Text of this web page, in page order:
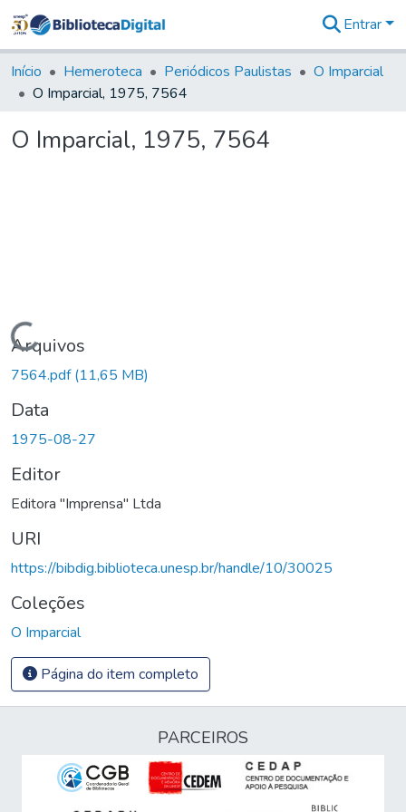
&
Coleções
Tudo na
Digital
Entrar
Início Hemeroteca Periódicos Paulistas
O Imparcial
O Imparcial, 1975, 7564
O Imparcial, 1975, 7564
Carregando...
Arquivos
7564.pdf(11,65 MB)
Data
1975-08-27
Editor
Editora "Imprensa" Ltda
URI
https://bibdig.biblioteca.unesp.br/handle/10/30025
Coleções
O Imparcial
Página do item completo
PARCEIROS